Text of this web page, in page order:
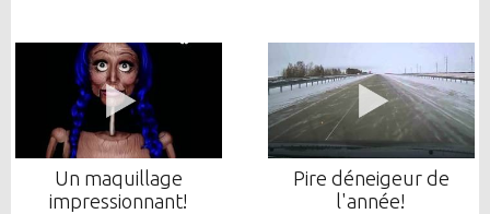
Un maquillage
impressionnant!
Pire déneigeur de
l'année!